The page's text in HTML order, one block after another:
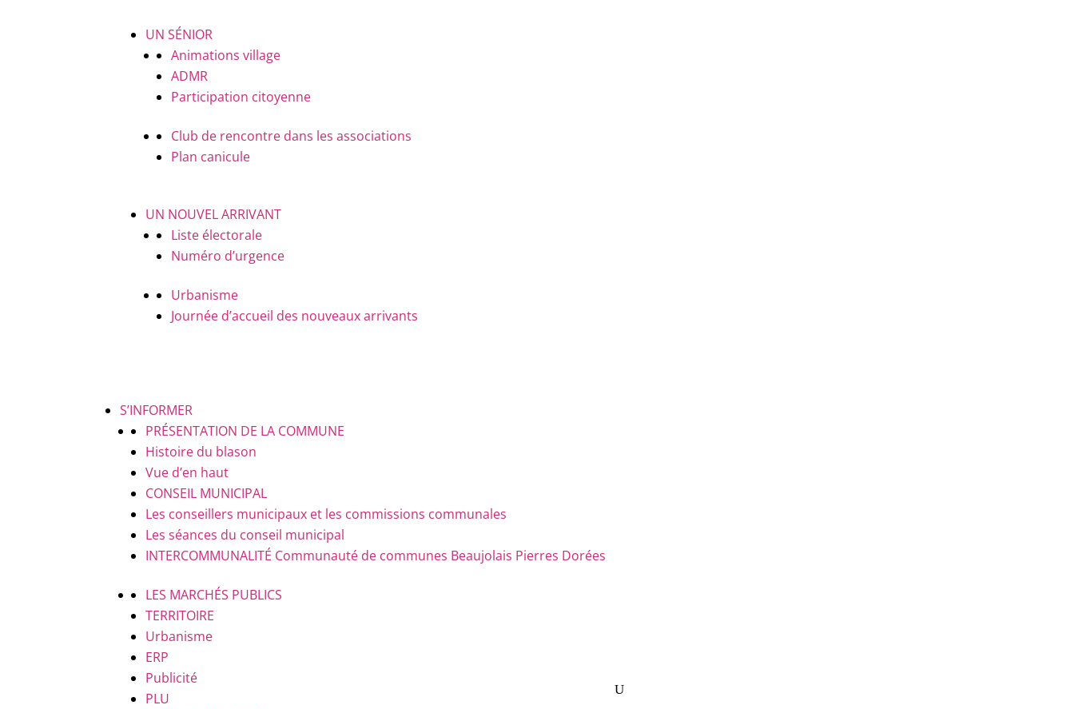
UN SÉNIOR
Animations village
ADMR
Participation citoyenne
Club de rencontre dans les associations
Plan canicule
UN NOUVEL ARRIVANT
Liste électorale
Numéro d’urgence
Urbanisme
Journée d’accueil des nouveaux arrivants
S’INFORMER
PRÉSENTATION DE LA COMMUNE
Histoire du blason
Vue d’en haut
CONSEIL MUNICIPAL
Les conseillers municipaux et les commissions communales
Les séances du conseil municipal
INTERCOMMUNALITÉ Communauté de communes Beaujolais Pierres Dorées
LES MARCHÉS PUBLICS
TERRITOIRE
Urbanisme
ERP
Publicité
PLU